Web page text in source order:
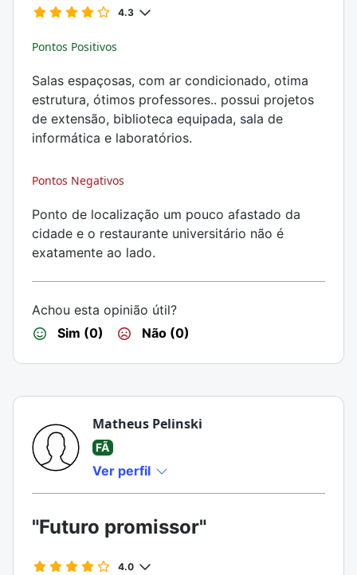
4.3
Pontos Positivos
Salas espaçosas, com ar condicionado, otima
estrutura, ótimos professores.. possui projetos
de extensão, biblioteca equipada, sala de
informática e laboratórios.
Pontos Negativos
Ponto de localização um pouco afastado da
cidade e o restaurante universitário não é
exatamente ao lado.
Achou esta opinião útil?
Sim (0)
Não (0)
Matheus Pelinski
FÃ
Ver perfil
"Futuro promissor"
4.0